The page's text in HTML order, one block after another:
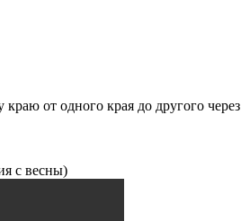
краю от одного края до другого через
с весны)